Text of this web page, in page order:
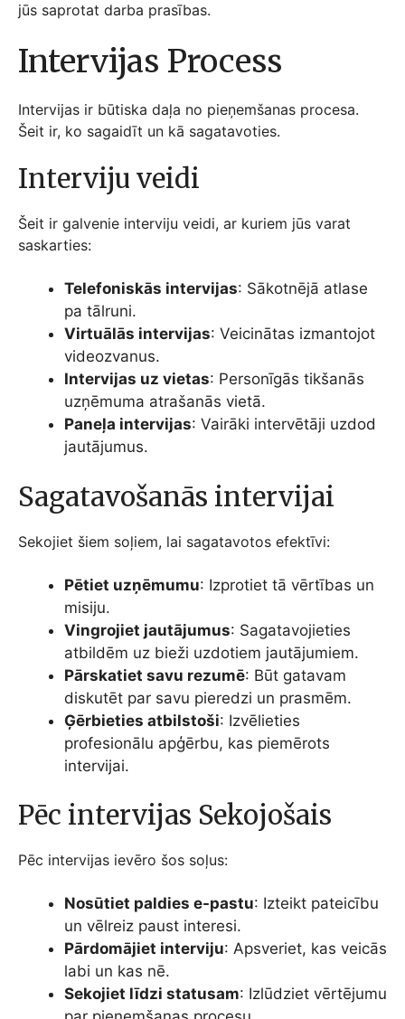
jūs saprotat darba prasības.
Intervijas Process
Intervijas ir būtiska daļa no pieņemšanas procesa.
Šeit ir, ko sagaidīt un kā sagatavoties.
Interviju veidi
Šeit ir galvenie interviju veidi, ar kuriem jūs varat
saskarties:
Telefoniskās intervijas: Sākotnējā atlase
pa tālruni.
Virtuālās intervijas: Veicinātas izmantojot
videozvanus.
Intervijas uz vietas: Personīgās tikšanās
uzņēmuma atrašanās vietā.
Paneļa intervijas: Vairāki intervētāji uzdod
jautājumus.
Sagatavošanās intervijai
Sekojiet šiem soļiem, lai sagatavotos efektīvi:
Pētiet uzņēmumu: Izprotiet tā vērtības un
misiju.
Vingrojiet jautājumus: Sagatavojieties
atbildēm uz bieži uzdotiem jautājumiem.
Pārskatiet savu rezumē: Būt gatavam
diskutēt par savu pieredzi un prasmēm.
Ģērbieties atbilstoši: Izvēlieties
profesionālu apģērbu, kas piemērots
intervijai.
Pēc intervijas Sekojošais
Pēc intervijas ievēro šos soļus:
Nosūtiet paldies e-pastu: Izteikt pateicību
un vēlreiz paust interesi.
Pārdomājiet interviju: Apsveriet, kas veicās
labi un kas nē.
Sekojiet līdzi statusam: Izlūdziet vērtējumu